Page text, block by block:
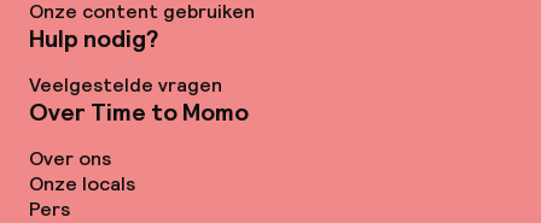
Onze content gebruiken
Hulp nodig?
Veelgestelde vragen
Over Time to Momo
Over ons
Onze locals
Pers